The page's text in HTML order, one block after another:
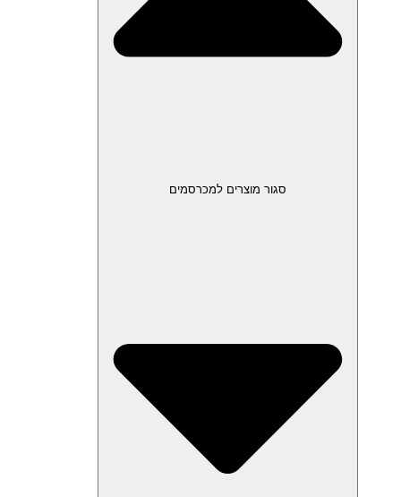
סגור מוצרים למכרסמים